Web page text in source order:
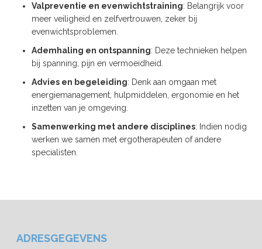
Valpreventie en evenwichtstraining: Belangrijk voor
meer veiligheid en zelfvertrouwen, zeker bij
evenwichtsproblemen.
Ademhaling en ontspanning: Deze technieken helpen
bij spanning, pijn en vermoeidheid.
Advies en begeleiding: Denk aan omgaan met
energiemanagement, hulpmiddelen, ergonomie en het
inzetten van je omgeving.
Samenwerking met andere disciplines: Indien nodig
werken we samen met ergotherapeuten of andere
specialisten.
ADRESGEGEVENS